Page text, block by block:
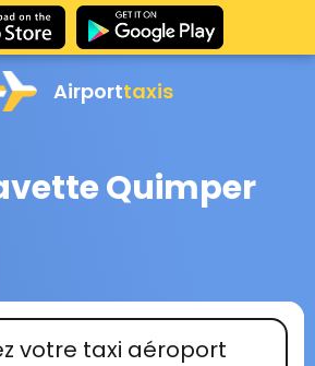
Airporttaxis
Quimper
votre taxi aéroport